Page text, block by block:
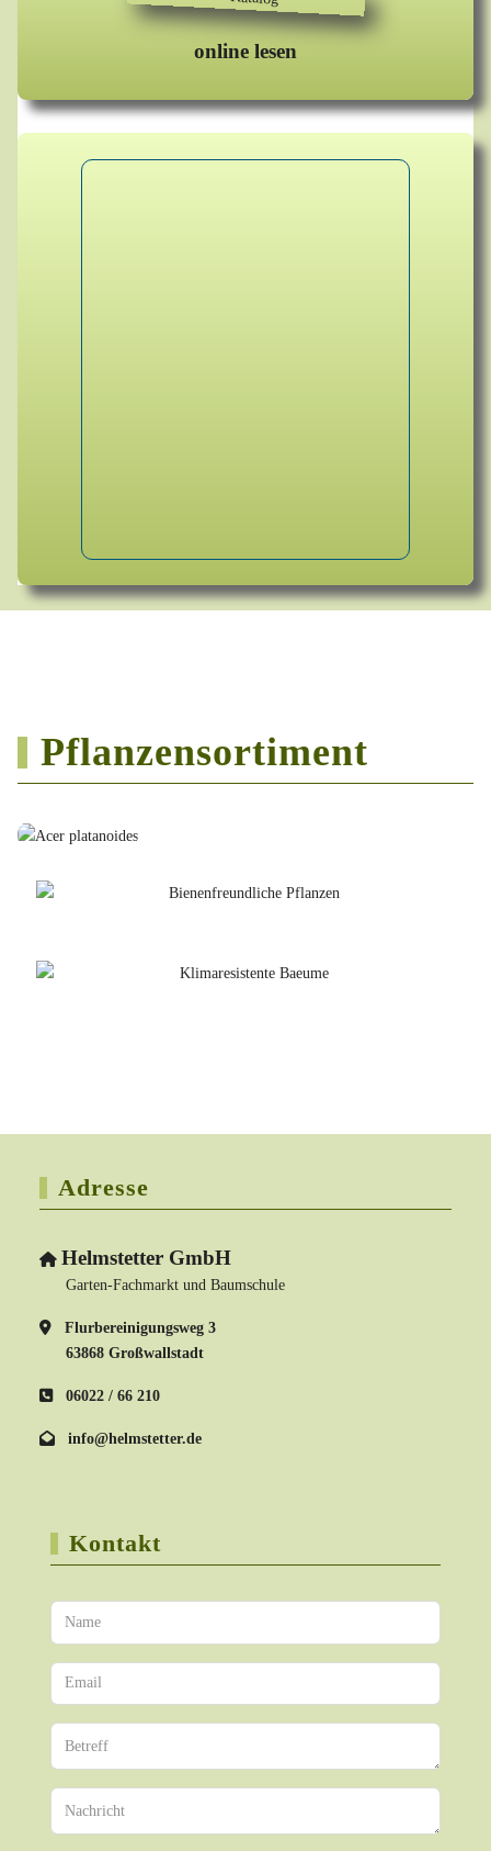
online lesen
Pflanzensortiment
Adresse
Helmstetter GmbH
Garten-Fachmarkt und Baumschule
Flurbereinigungsweg 3
63868 Großwallstadt
06022 / 66 210
info@helmstetter.de
Kontakt